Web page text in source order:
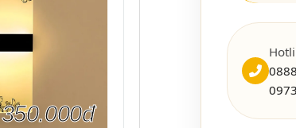
350.000đ